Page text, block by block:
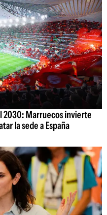
2030: Marruecos invierte
la sede a España